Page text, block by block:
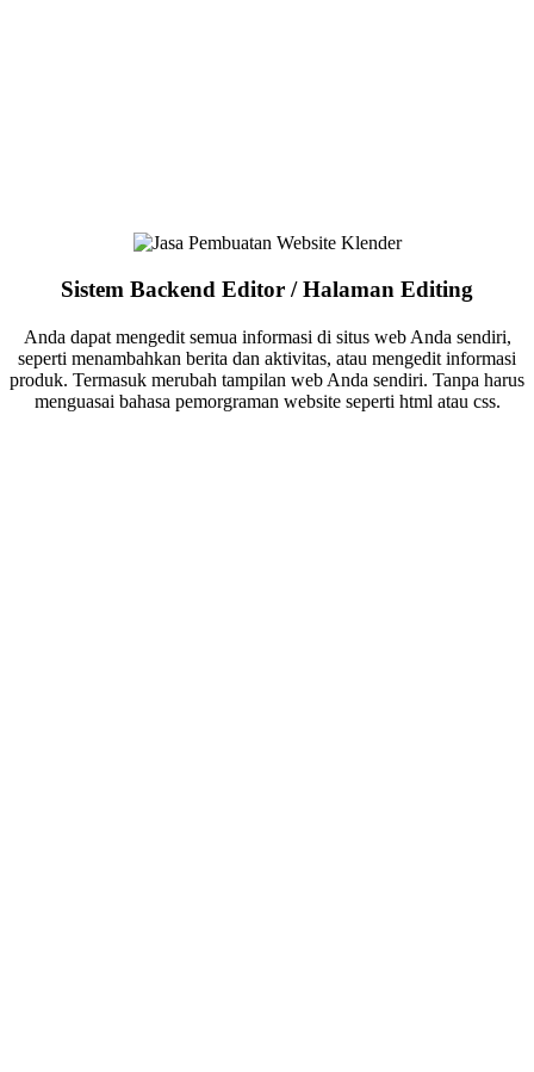
Sistem Backend Editor / Halaman Editing
Anda dapat mengedit semua informasi di situs web Anda sendiri,
seperti menambahkan berita dan aktivitas, atau mengedit informasi
produk. Termasuk merubah tampilan web Anda sendiri. Tanpa harus
menguasai bahasa pemorgraman website seperti html atau css.